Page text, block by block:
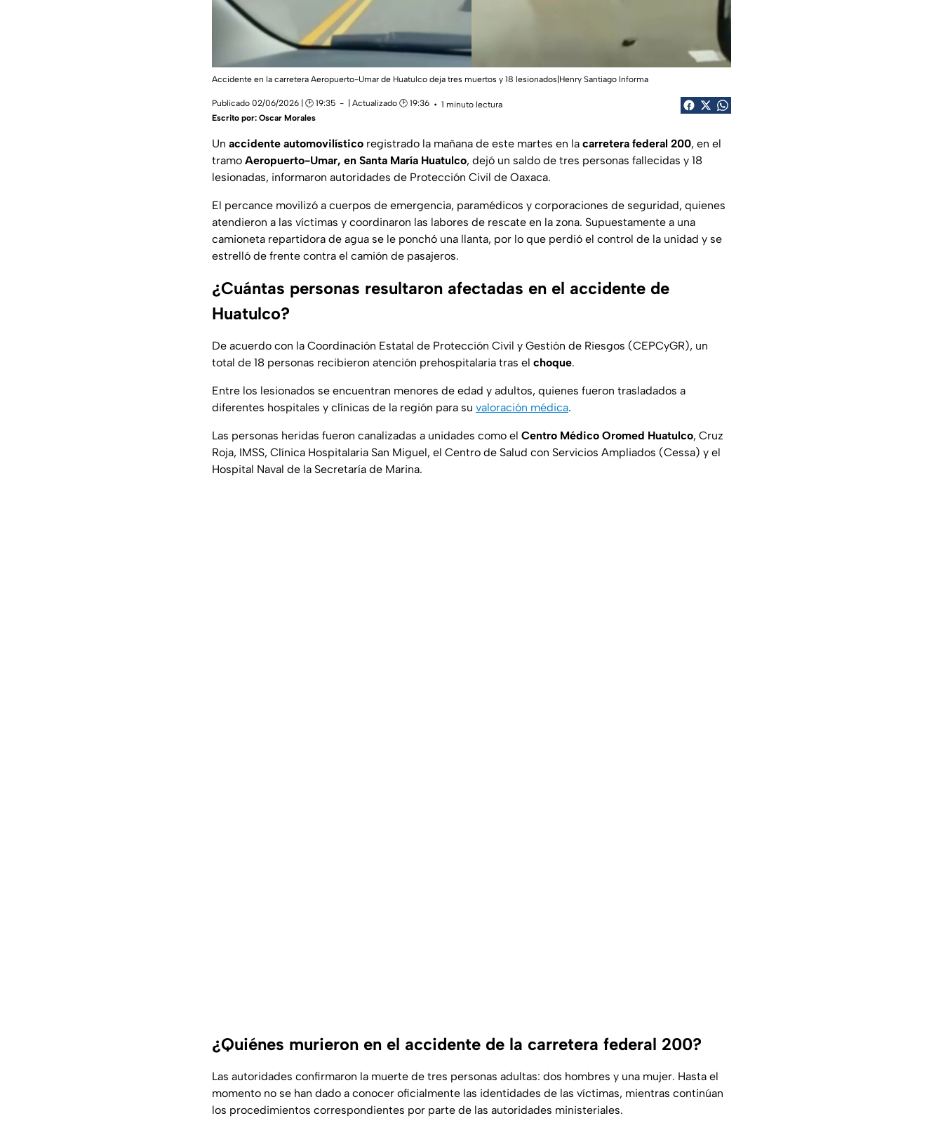
Accidente en la carretera Aeropuerto-Umar de Huatulco deja tres muertos y 18 lesionados|Henry Santiago Informa
Publicado 02/06/2026 | 🕑 19:35 | Actualizado 🕑 19:36
1 minuto lectura
Escrito por: Oscar Morales
Un accidente automovilístico registrado la mañana de este martes en la carretera federal 200, en el
tramo Aeropuerto-Umar, en Santa María Huatulco, dejó un saldo de tres personas fallecidas y 18
lesionadas, informaron autoridades de Protección Civil de Oaxaca.
El percance movilizó a cuerpos de emergencia, paramédicos y corporaciones de seguridad, quienes
atendieron a las víctimas y coordinaron las labores de rescate en la zona. Supuestamente a una
camioneta repartidora de agua se le ponchó una llanta, por lo que perdió el control de la unidad y se
estrelló de frente contra el camión de pasajeros.
¿Cuántas personas resultaron afectadas en el accidente de
Huatulco?
De acuerdo con la Coordinación Estatal de Protección Civil y Gestión de Riesgos (CEPCyGR), un
total de 18 personas recibieron atención prehospitalaria tras el choque.
Entre los lesionados se encuentran menores de edad y adultos, quienes fueron trasladados a
diferentes hospitales y clínicas de la región para su valoración médica.
Las personas heridas fueron canalizadas a unidades como el Centro Médico Oromed Huatulco, Cruz
Roja, IMSS, Clínica Hospitalaria San Miguel, el Centro de Salud con Servicios Ampliados (Cessa) y el
Hospital Naval de la Secretaría de Marina.
¿Quiénes murieron en el accidente de la carretera federal 200?
Las autoridades confirmaron la muerte de tres personas adultas: dos hombres y una mujer. Hasta el
momento no se han dado a conocer oficialmente las identidades de las víctimas, mientras continúan
los procedimientos correspondientes por parte de las autoridades ministeriales.